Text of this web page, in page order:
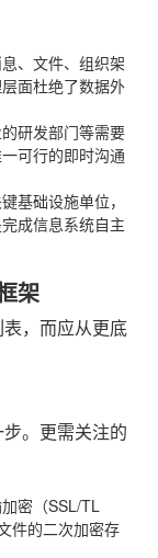
、文件、组织架
面杜绝了数据外
研发部门等需要
可行的即时沟通
基础设施单位，
成信息系统自主
架
，而应从更底
。更需关注的
密（SSL/TL
件的二次加密存